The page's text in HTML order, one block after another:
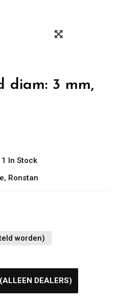
Zoom
diam: 3 mm,
In Stock
, Ronstan
worden)
DEALERS)